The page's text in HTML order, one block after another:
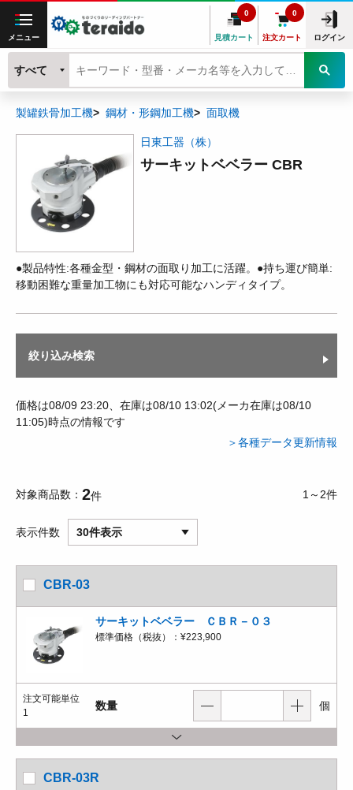
メニュー 見積カート
0
注文カート
0
ログイン
すべて
製罐鉄骨加工機 鋼材・形鋼加工機 面取機
日東工器（株）
サーキットベベラー CBR
●製品特性:各種金型・鋼材の面取り加工に活躍。●持ち運び簡単:
移動困難な重量加工物にも対応可能なハンディタイプ。
絞り込み検索
価格は08/09 23:20、在庫は08/10 13:02(メーカ在庫は08/10
11:05)時点の情報です
＞各種データ更新情報
対象商品数 2件 1～2件
表示件数 30件表示
CBR-03
サーキットベベラー ＣＢＲ－０３
標準価格（税抜）： ¥223,900
注文可能単位
1
数量 個
CBR-03R